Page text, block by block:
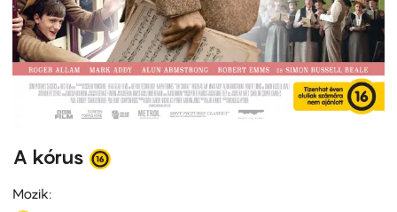
A kórus
Mozik: